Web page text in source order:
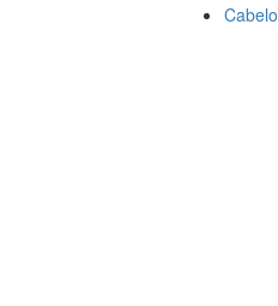
Cabelo